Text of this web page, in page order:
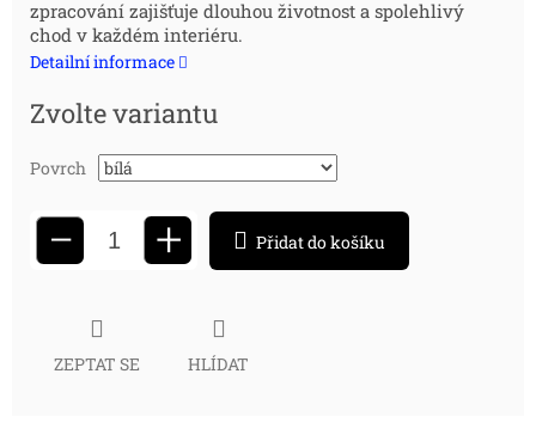
zpracování zajišťuje dlouhou životnost a spolehlivý
chod v každém interiéru.
Detailní informace
Zvolte variantu
Povrch
− + Přidat do košíku
ZEPTAT SE HLÍDAT